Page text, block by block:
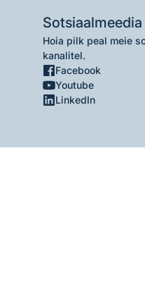
Sotsiaalmeedia
Hoia pilk peal meie
kanalitel.
Facebook
Youtube
LinkedIn